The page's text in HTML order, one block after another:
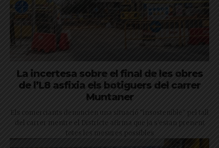
La incertesa sobre el final de les obres
de l’L8 asfixia els botiguers del carrer
Muntaner
Els comerciants denuncien una situació "insostenible" pel tall
del carrer mentre el Districte afirma que ja s'estan prenent
totes les mesures possibles